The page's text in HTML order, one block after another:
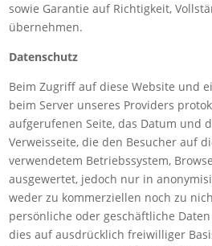
sowie Garantie auf Richtigkeit,
übernehmen.
Datenschutz
Beim Zugriff auf diese Website und
beim Server unseres Providers
aufgerufenen Seite, das Datum und
Verweisseite, die den Besucher auf
verwendetem Betriebssystem,
ausgewertet, jedoch nur in
weder zu kommerziellen noch zu
persönliche oder geschäftliche
dies auf ausdrücklich freiwilliger